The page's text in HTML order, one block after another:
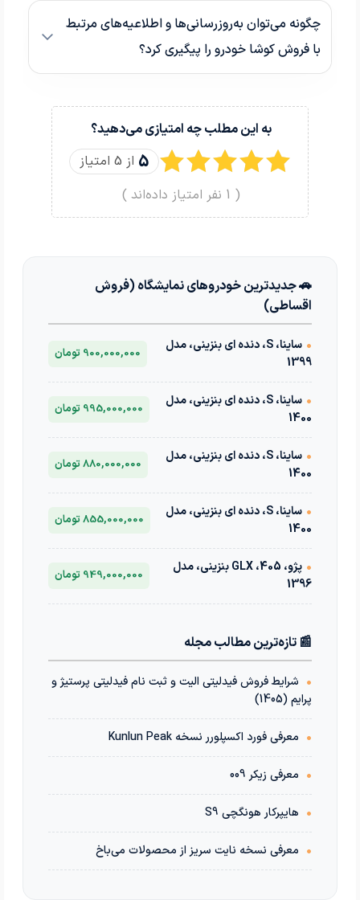
چگونه می‌توان به‌روزرسانی‌ها و اطلاعیه‌های مرتبط
با فروش کوشا خودرو را پیگیری کرد؟
به این مطلب چه امتیازی می‌دهید؟
5 از 5 امتیاز
(
1 نفر امتیاز داده‌اند )
🚗 جدیدترین خودروهای نمایشگاه (فروش
اقساطی)
•
ساینا، S، دنده ای بنزینی، مدل
1399
900,000,000 تومان
•
ساینا، S، دنده ای بنزینی، مدل
1400
995,000,000 تومان
•
ساینا، S، دنده ای بنزینی، مدل
1400
880,000,000 تومان
•
ساینا، S، دنده ای بنزینی، مدل
1400
855,000,000 تومان
•
پژو، 405، GLX بنزینی، مدل
1396
949,000,000 تومان
📰 تازه‌ترین مطالب مجله
• شرایط فروش فیدلیتی الیت و ثبت نام فیدلیتی پرستیژ و
پرایم (1405)
• معرفی فورد اکسپلورر نسخه Kunlun Peak
• معرفی زیکر 009
• هایپرکار هونگچی S9
• معرفی نسخه نایت سریز از محصولات می‌باخ